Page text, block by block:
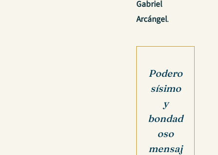
Gabriel
Arcángel.
Podero
sísimo
y
bondad
oso
mensaj